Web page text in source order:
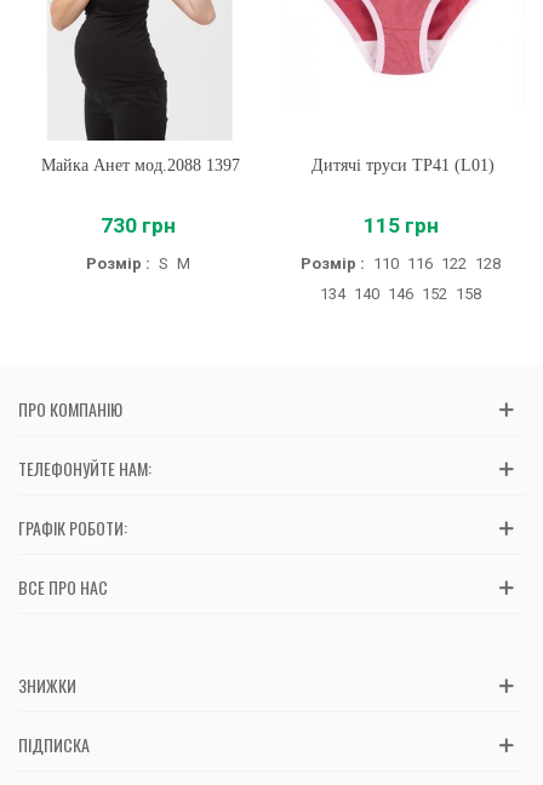
Майка Анет мод.2088 1397
730 грн
Розмір : S M
Дитячі труси ТР41 (L01)
115 грн
Розмір : 110 116 122 128
134 140 146 152 158
ПРО КОМПАНІЮ
ТЕЛЕФОНУЙТЕ НАМ:
ГРАФІК РОБОТИ:
ВСЕ ПРО НАС
ЗНИЖКИ
ПІДПИСКА